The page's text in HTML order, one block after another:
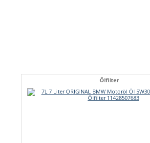
Ölfilter